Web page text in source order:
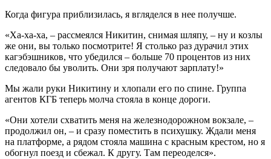
Когда фигура приблизилась, я вгляделся в нее получше.
«Ха-ха-ха, – рассмеялся Никитин, снимая шляпу, – ну и козлы
же они, вы только посмотрите! Я столько раз дурачил этих
кагэбэшников, что убедился – больше 70 процентов из них
следовало бы уволить. Они зря получают зарплату!»
Мы жали руки Никитину и хлопали его по спине. Группа
агентов КГБ теперь молча стояла в конце дороги.
«Они хотели схватить меня на железнодорожном вокзале, –
продолжил он, – и сразу поместить в психушку. Ждали меня
на платформе, а рядом стояла машина с красным крестом, но я
обогнул поезд и сбежал. К другу. Там переоделся».